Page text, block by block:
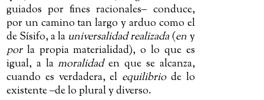
guiados por fines racionales‒conduce,
por un camino tan largo y arduo como el
de Sísifo, a la universalidad realizada(eny
porla propia materialidad), o lo que es
igual, a la moralidaden que se alcanza,
cuando es verdadera, el equilibriode lo
existente‒de lo plural y diverso.